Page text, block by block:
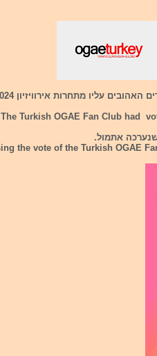
עליו מתחרות אירוויזיון 2024.
Turkish OGAE Fan Club had
אתמול.
the vote of the Turkish OGAE